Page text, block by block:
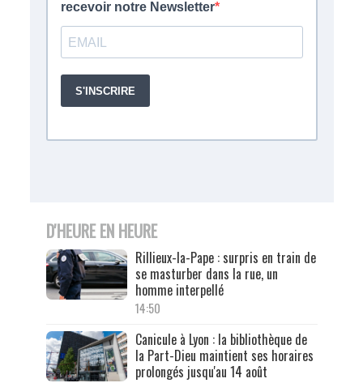
D'HEURE EN HEURE
Rillieux-la-Pape : surpris en train de
se masturber dans la rue, un
homme interpellé
14:50
Canicule à Lyon : la bibliothèque de
la Part-Dieu maintient ses horaires
prolongés jusqu'au 14 août